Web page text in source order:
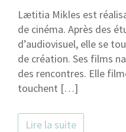
Lætitia Mikles est
de cinéma. Après des
d’audiovisuel, elle se
de création. Ses films
des rencontres. Elle
touchent […]
Lire la suite